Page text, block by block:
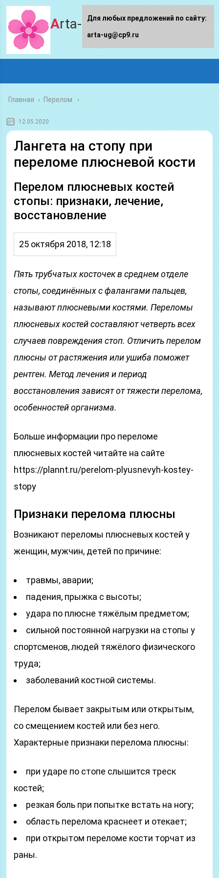
Arta-ug.ru
Главная › Перелом
12.05.2020
Лангета на стопу при
переломе плюсневой кости
Перелом плюсневых костей
стопы: признаки, лечение,
восстановление
25 октября 2018, 12:18
Пять трубчатых косточек в среднем отделе
стопы, соединённых с фалангами пальцев,
называют плюсневыми костями. Переломы
плюсневых костей составляют четверть всех
случаев повреждения стоп. Отличить перелом
плюсны от растяжения или ушиба поможет
рентген. Метод лечения и период
восстановления зависят от тяжести перелома,
особенностей организма.
Больше информации про переломе
плюсневых костей читайте на сайте
https://plannt.ru/perelom-plyusnevyh-kostey-
stopy
Признаки перелома плюсны
Возникают переломы плюсневых костей у
женщин, мужчин, детей по причине:
травмы, аварии;
падения, прыжка с высоты;
удара по плюсне тяжёлым предметом;
сильной постоянной нагрузки на стопы у
спортсменов, людей тяжёлого физического
труда;
заболеваний костной системы.
Перелом бывает закрытым или открытым,
со смещением костей или без него.
Характерные признаки перелома плюсны:
при ударе по стопе слышится треск
костей;
резкая боль при попытке встать на ногу;
область перелома краснеет и отекает;
при открытом переломе кости торчат из
раны.
Для любых предложений по сайту:
arta-ug@cp9.ru